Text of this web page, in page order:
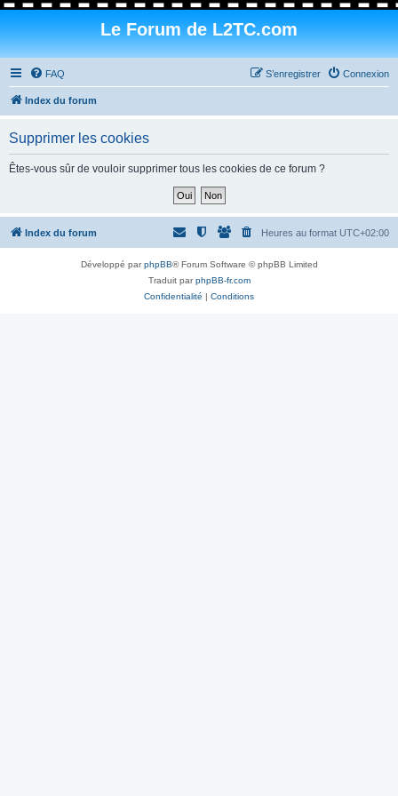
Le Forum de L2TC.com
FAQ Connexion
S’enregistrer
Index du forum
Supprimer les cookies
Êtes-vous sûr de vouloir supprimer tous les cookies de ce forum ?
Index du forum Heures au format UTC+02:00
Développé parphpBB® Forum Software © phpBB Limited
Traduit parphpBB-fr.com
Confidentialité | Conditions